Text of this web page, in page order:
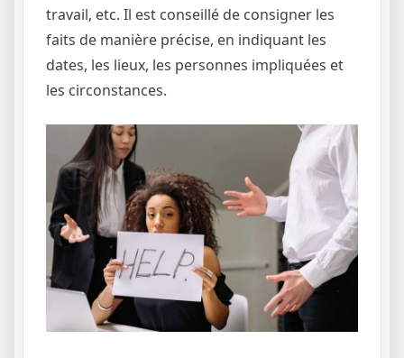
travail, etc. Il est conseillé de consigner les
faits de manière précise, en indiquant les
dates, les lieux, les personnes impliquées et
les circonstances.